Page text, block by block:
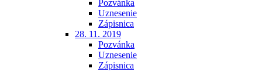
Pozvánka
Uznesenie
Zápisnica
28. 11. 2019
Pozvánka
Uznesenie
Zápisnica